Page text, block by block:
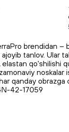
brendidan –
tanlov. Ular
qo'shilishi
noskalar
qanday obrazga
42-17059